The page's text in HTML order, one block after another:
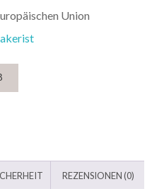
Union
REZENSIONEN (0)